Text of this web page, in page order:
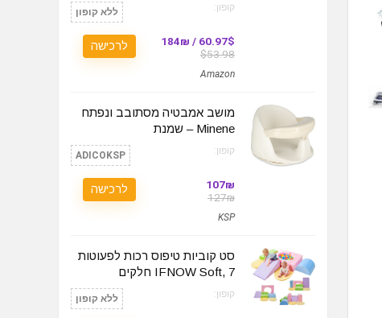
קופון: ללא קופון
60.97$ / 184₪
$53.98
Amazon
לרכישה
מושב אמבטיה מסתובב ונפתח
Minene – שמנת
קופון: ADICOKSP
107₪
127₪
KSP
לרכישה
סט קוביות טיפוס רכות לפעוטות
IFNOW Soft, 7 חלקים
קופון: ללא קופון